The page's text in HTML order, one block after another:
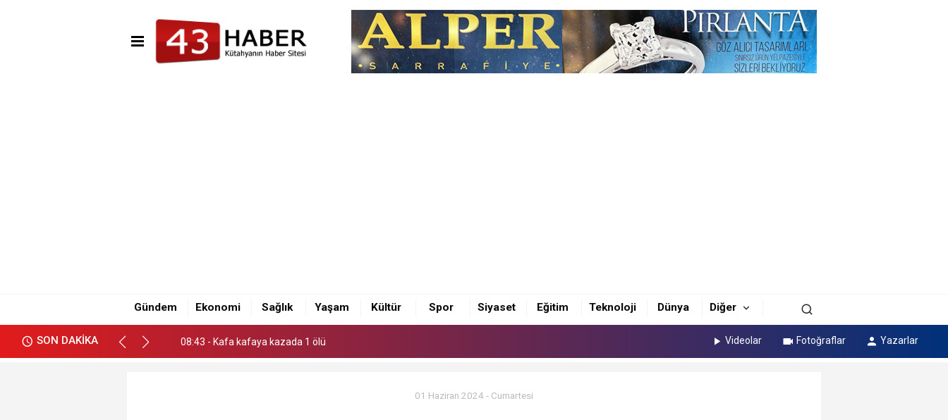
Gündem Ekonomi Sağlık Yaşam Kültür Spor Siyaset Eğitim Teknoloji Dünya Diğer
SON DAKİKA
08:43 - Kafa kafaya kazada 1 ölü
08:43 - Kafa kafaya kazada 1 ölü Videolar Fotoğraflar Yazarlar
01 Haziran 2024 - Cumartesi